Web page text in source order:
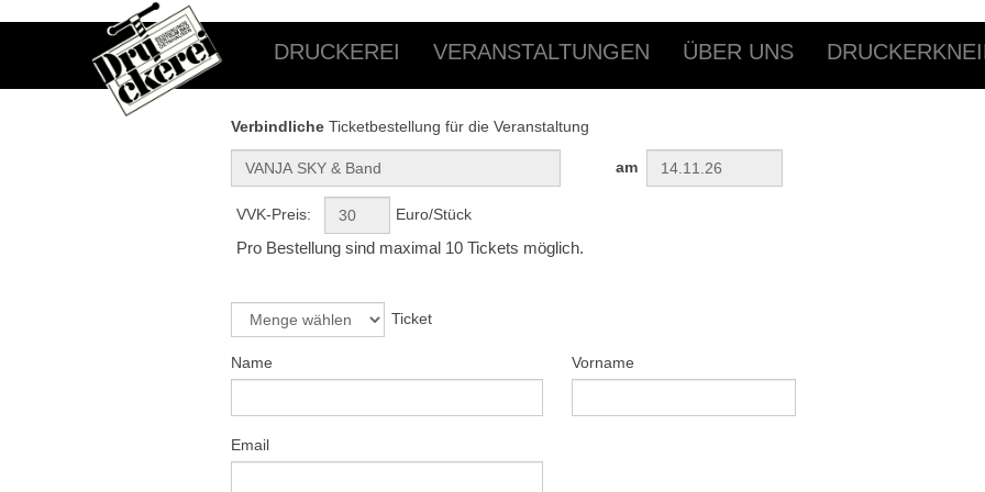
DRUCKEREI VERANSTALTUNGEN ÜBER UNS
Verbindliche Ticketbestellung für die Veranstaltung
am
VVK-Preis: Euro/Stück
Pro Bestellung sind maximal 10 Tickets möglich.
Ticket
Name Vorname
Email